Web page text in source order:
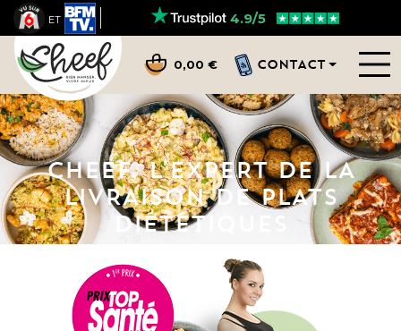
ET 4.9/5
0,00 € CONTACT
CHEEF, L'EXPERT DE LA
LIVRAISONDE PLATS
DIÉTÉTIQUES